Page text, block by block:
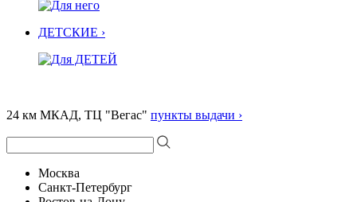
ДЕТСКИЕ ›
24 км МКАД, ТЦ "Вегас" пункты выдачи ›
Москва
Санкт-Петербург